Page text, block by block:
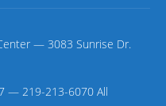
— 3083 Sunrise Dr.
— 219-213-6070 All